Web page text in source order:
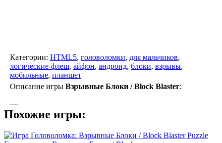
Категории: HTML5, головоломки, для мальчиков,
логические-флеш, айфон, андроид, блоки, взрывы,
мобильные, планшет
Описание игры Взрывные Блоки / Block Blaster:
—
Похожие игры: